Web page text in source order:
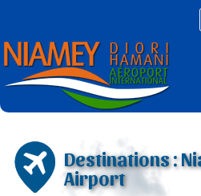
Destinations :
Airport